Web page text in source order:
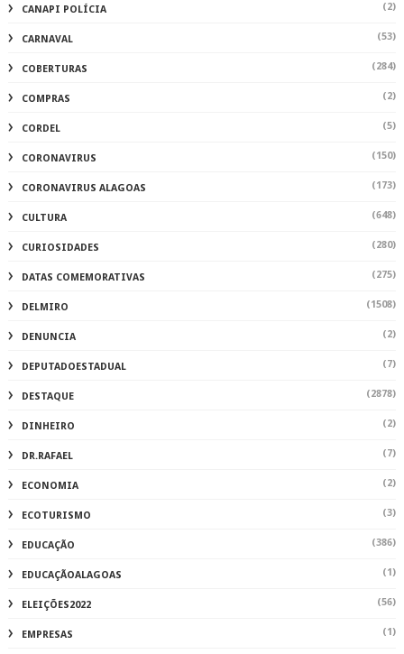
CANAPI POLÍCIA (2)
CARNAVAL (53)
COBERTURAS (284)
COMPRAS (2)
CORDEL (5)
CORONAVIRUS (150)
CORONAVIRUS ALAGOAS (173)
CULTURA (648)
CURIOSIDADES (280)
DATAS COMEMORATIVAS (275)
DELMIRO (1508)
DENUNCIA (2)
DEPUTADOESTADUAL (7)
DESTAQUE (2878)
DINHEIRO (2)
DR.RAFAEL (7)
ECONOMIA (2)
ECOTURISMO (3)
EDUCAÇÃO (386)
EDUCAÇÃOALAGOAS (1)
ELEIÇÕES2022 (56)
EMPRESAS (1)